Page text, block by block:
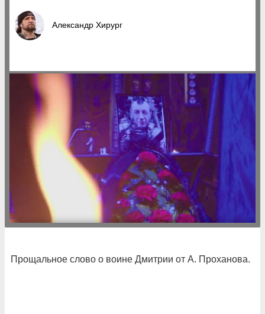
Александр Хирург
Прощальное слово о воине Дмитрии от А. Проханова.